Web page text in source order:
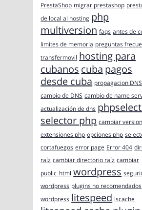
PrestaShop migrar prestashop
de local al hosting php
multiversion faqs antes de
limites de memoria preguntas
transfermovil hosting para
cubanos cuba pagos
desde cuba propagacion DNS
cambio de DNS cambio de name
actualización de dns
selector php cambiar
extensiones php opciones php
cortafuegos error page Error 404
raíz cambiar directorio raíz cambiar
public_html wordpress
wordpress plugins no recomendados
wordpress litespeed lscache